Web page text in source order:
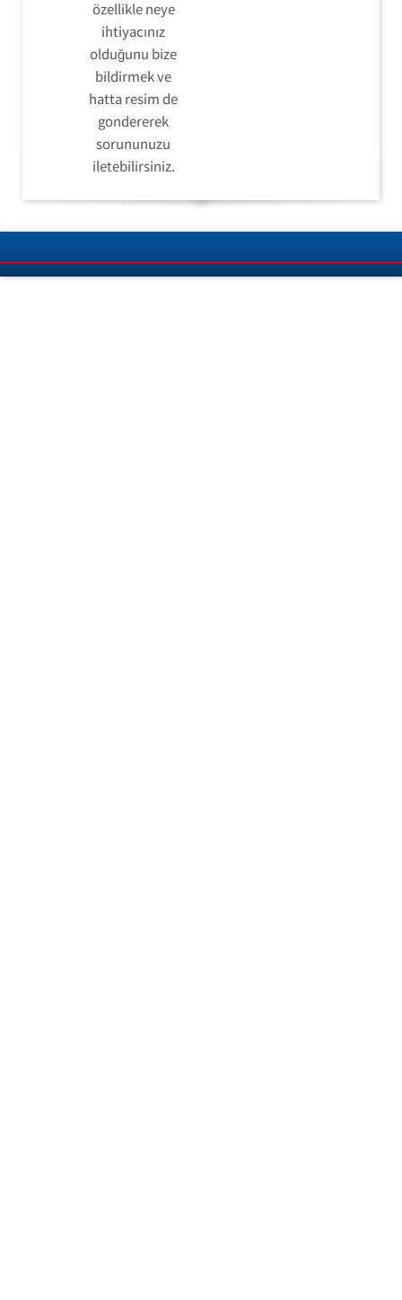
özellikle neye
ihtiyacınız
olduğunu bize
bildirmek ve
hatta resim de
gondererek
sorununuzu
iletebilirsiniz.